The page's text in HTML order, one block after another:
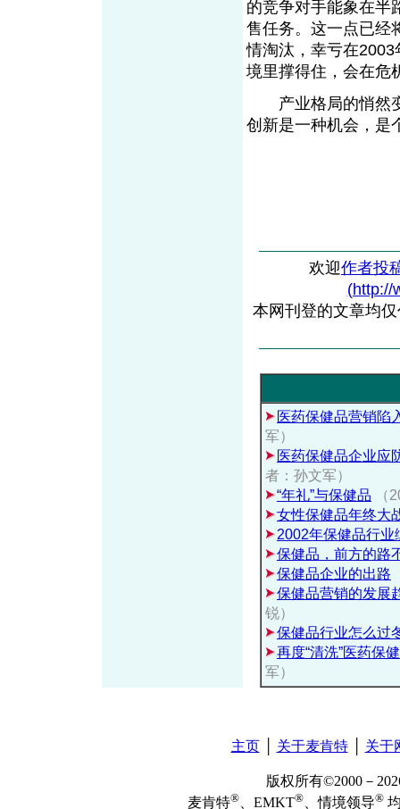
的竞争对手能象在半
售任务。这一点已经
情淘汰，幸亏在
境里撑得住，会在危
产业格局的悄然变
创新是一种机会，是
欢迎作者投
(http://
本网刊登的文章均
医药保健品营销陷
军）
医药保健品企业应
者：孙文军）
“年礼”与保健品
（
女性保健品年终大
2002年保健品行业
保健品，前方的路
保健品企业的出路
保健品营销的发展
锐）
保健品行业怎么过
再度“清洗”医药保
军）
主页│ 关于麦肯特│ 关于
版权所有©2000－
麦肯特® 、EMKT® 、情境领导®